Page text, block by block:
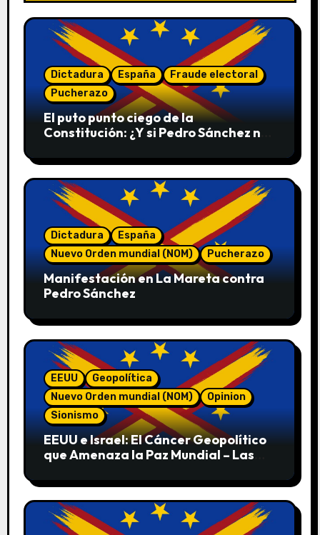
Dictadura España
Fraude electoral
Pucherazo
El puto punto ciego de la
Constitución: ¿Y si Pedro Sánchez no
Dictadura
España
Nuevo Orden mundial (NOM)
Pucherazo
Manifestación en La Mareta contra
Pedro Sánchez
EEUU
Geopolítica
Nuevo Orden mundial (NOM)
Opinion
Sionismo
EEUU e Israel: El Cáncer Geopolítico
que Amenaza la Paz Mundial – Las
Humanidad